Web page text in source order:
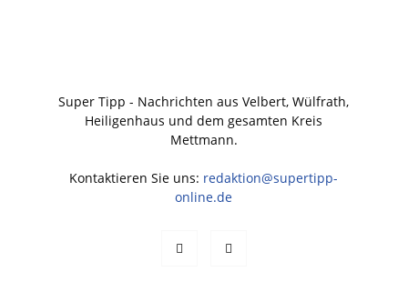
Super Tipp - Nachrichten aus Velbert, Wülfrath,
Heiligenhaus und dem gesamten Kreis
Mettmann.
Kontaktieren Sie uns: redaktion@supertipp-
online.de